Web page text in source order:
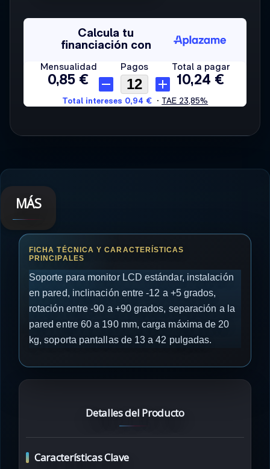
MÁS
Soporte para monitor LCD estándar, instalación
en pared, inclinación entre -12 a +5 grados,
rotación entre -90 a +90 grados, separación a la
pared entre 60 a 190 mm, carga máxima de 20
kg, soporta pantallas de 13 a 42 pulgadas.
Detalles del Producto
Características Clave